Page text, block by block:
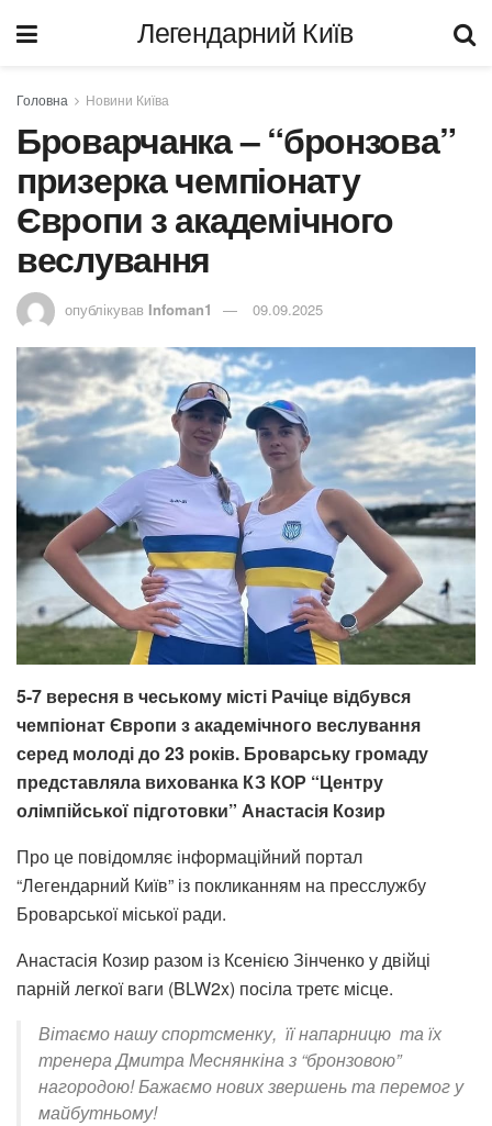
Легендарний Київ
Головна Новини Київа
Броварчанка – “бронзова”
призерка чемпіонату
Європи з академічного
веслування
опублікував Infoman1 09.09.2025
5-7 вересня в чеському місті Рачіце відбувся
чемпіонат Європи з академічного веслування
серед молоді до 23 років. Броварську громаду
представляла вихованка КЗ КОР “Центру
олімпійської підготовки” Анастасія Козир
Про це повідомляє інформаційний портал
“Легендарний Київ” із покликанням на пресслужбу
Броварської міської ради.
Анастасія Козир разом із Ксенією Зінченко у двійці
парній легкої ваги (BLW2x) посіла третє місце.
Вітаємо нашу спортсменку, її напарницю та їх
тренера Дмитра Меснянкіна з “бронзовою”
нагородою! Бажаємо нових звершень та перемог у
майбутньому!